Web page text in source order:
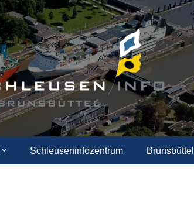
Schleuseninfozentrum Brunsbüttel